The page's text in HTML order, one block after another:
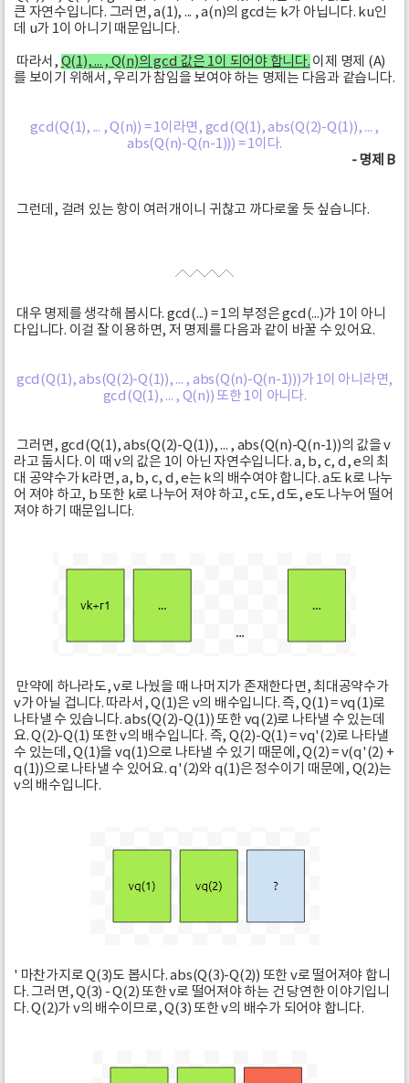
큰 자연수입니다. 그러면, a(1), ... , a(n)의 gcd는 k가 아닙니다. ku인
데 u가 1이 아니기 때문입니다.
따라서, Q(1), ... , Q(n)의 gcd 값은 1이 되어야 합니다. 이제 명제 (A)
를 보이기 위해서, 우리가 참임을 보여야 하는 명제는 다음과 같습니다.
gcd(Q(1), ... , Q(n)) = 1이라면, gcd(Q(1), abs(Q(2)-Q(1)), ... ,
abs(Q(n)-Q(n-1))) = 1이다.
- 명제 B
그런데, 걸려 있는 항이 여러개이니 귀찮고 까다로울 듯 싶습니다.
대우 명제를 생각해 봅시다. gcd(...) = 1의 부정은 gcd(...)가 1이 아니
다입니다. 이걸 잘 이용하면, 저 명제를 다음과 같이 바꿀 수 있어요.
gcd(Q(1), abs(Q(2)-Q(1)), ... , abs(Q(n)-Q(n-1)))가 1이 아니라면,
gcd(Q(1), ... , Q(n)) 또한 1이 아니다.
그러면, gcd(Q(1), abs(Q(2)-Q(1)), ... , abs(Q(n)-Q(n-1))의 값을 v
라고 둡시다. 이 때 v의 값은 1이 아닌 자연수입니다. a, b, c, d, e의 최
대 공약수가 k라면, a, b, c, d, e는 k의 배수여야 합니다. a도 k로 나누
어 져야 하고, b 또한 k로 나누어 져야 하고, c도, d도, e도 나누어 떨어
져야 하기 때문입니다.
만약에 하나라도, v로 나눴을 때 나머지가 존재한다면, 최대공약수가
v가 아닐 겁니다. 따라서, Q(1)은 v의 배수입니다. 즉, Q(1) = vq(1)로
나타낼 수 있습니다. abs(Q(2)-Q(1)) 또한 vq(2)로 나타낼 수 있는데
요. Q(2)-Q(1) 또한 v의 배수입니다. 즉, Q(2)-Q(1) = vq'(2)로 나타낼
수 있는데, Q(1)을 vq(1)으로 나타낼 수 있기 때문에, Q(2) = v(q'(2) +
q(1))으로 나타낼 수 있어요. q'(2)와 q(1)은 정수이기 때문에, Q(2)는
v의 배수입니다.
' 마찬가지로 Q(3)도 봅시다. abs(Q(3)-Q(2)) 또한 v로 떨어져야 합니
다. 그러면, Q(3) - Q(2) 또한 v로 떨어져야 하는 건 당연한 이야기입니
다. Q(2)가 v의 배수이므로, Q(3) 또한 v의 배수가 되어야 합니다.